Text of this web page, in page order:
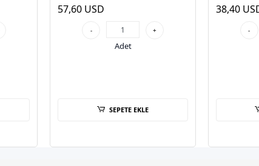
57,60 USD
- +
Adet
SEPETE EKLE
38,40
-